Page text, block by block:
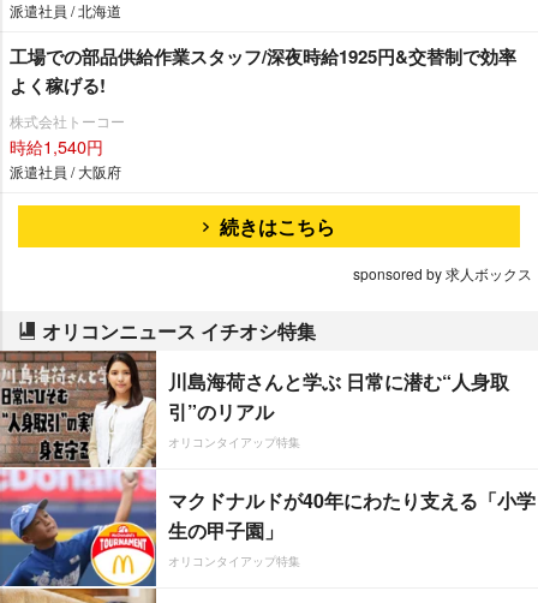
派遣社員 / 北海道
工場での部品供給作業スタッフ/深夜時給1925円&交替制で効率
よく稼げる!
株式会社トーコー
時給1,540円
派遣社員 / 大阪府
続きはこちら
sponsored by 求人ボックス
オリコンニュース イチオシ特集
川島海荷さんと学ぶ 日常に潜む“人身取
引”のリアル
オリコンタイアップ特集
マクドナルドが40年にわたり支える「小学
生の甲子園」
オリコンタイアップ特集